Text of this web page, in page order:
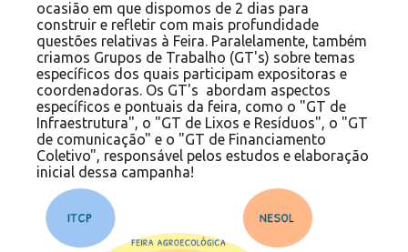
ocasião em que dispomos de 2 dias para
construir e refletir com mais profundidade
questões relativas à Feira. Paralelamente, também
criamos Grupos de Trabalho (GT's) sobre temas
específicos dos quais participam expositoras e
coordenadoras. Os GT's abordam aspectos
específicos e pontuais da feira, como o "GT de
Infraestrutura", o "GT de Lixos e Resíduos", o "GT
de comunicação" e o "GT de Financiamento
Coletivo", responsável pelos estudos e elaboração
inicial dessa campanha!